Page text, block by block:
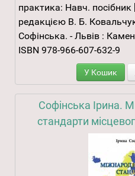
практика: Навч. посібник
редакцією В. Б.
Софінська. - Львів :
ISBN 978-966-607-632-9
У Кошик
Софінська Ірина.
стандарти